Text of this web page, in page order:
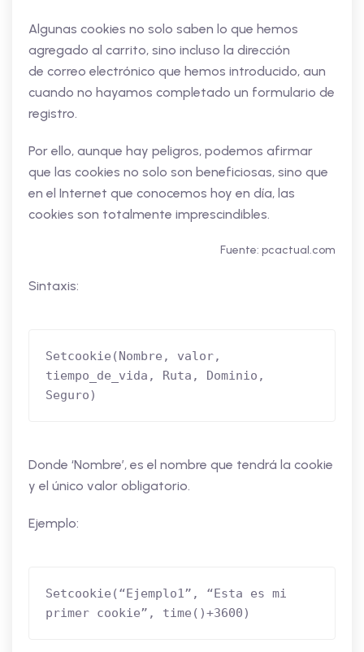
Algunas cookies no solo saben lo que hemos
agregado al carrito, sino incluso la dirección
de correo electrónico que hemos introducido, aun
cuando no hayamos completado un formulario de
registro.
Por ello, aunque hay peligros, podemos afirmar
que las cookies no solo son beneficiosas, sino que
en el Internet que conocemos hoy en día, las
cookies son totalmente imprescindibles.
Fuente: pcactual.com
Sintaxis:
Setcookie(Nombre, valor,
tiempo_de_vida, Ruta, Dominio,
Seguro)
Donde ‘Nombre’, es el nombre que tendrá la cookie
y el único valor obligatorio.
Ejemplo:
Setcookie(“Ejemplo1”, “Esta es mi
primer cookie”, time()+3600)